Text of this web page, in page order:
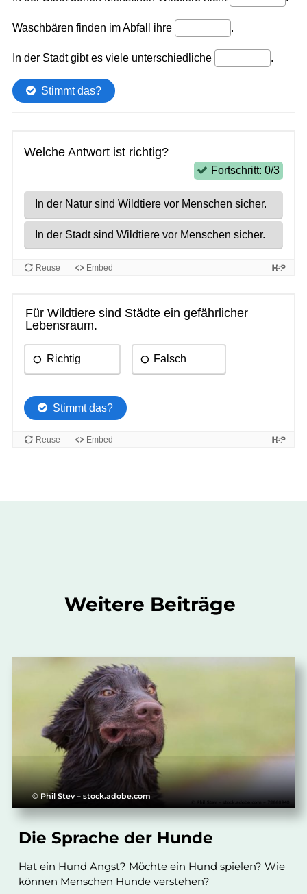
Weitere Beiträge
© Phil Stev – stock.adobe.com
Die Sprache der Hunde
Hat ein Hund Angst? Möchte ein Hund spielen? Wie
können Menschen Hunde verstehen?